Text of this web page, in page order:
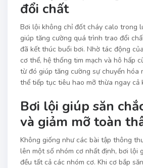
đổi chất
Bơi lội không chỉ đốt cháy calo trong
giúp tăng cường quá trình trao đổi
đã kết thúc buổi bơi. Nhờ tác động
cơ thể, hệ thống tim mạch và hô hấp
từ đó giúp tăng cường sự chuyển hóa
thể tiếp tục tiêu hao mỡ thừa ngay cả
Bơi lội giúp săn
và giảm mỡ toàn
Không giống như các bài tập thông
lên một số nhóm cơ nhất định, bơi lội
đều tất cả các nhóm cơ. Khi cơ bắp